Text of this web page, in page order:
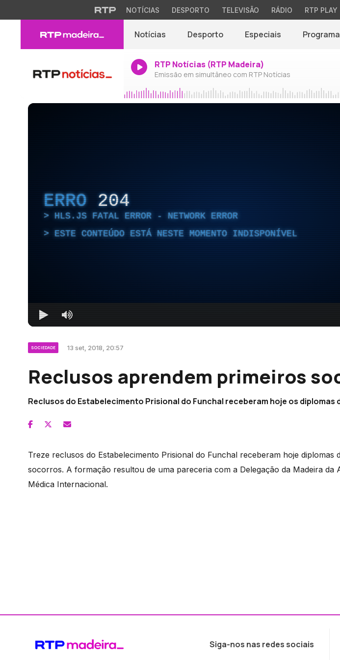
NOTÍCIAS DESPORTO TELEVISÃO RÁDIO RTP PLAY
Notícias Desporto Especiais
RTP Notícias (RTP Madeira)
Emissão em simultâneo com RTP Notícias
ERRO 204
HLS.JS FATAL ERROR - NETWORK ERROR
ESTE CONTEÚDO ESTÁ NESTE MOMENTO INDISPONÍVEL
SOCIEDADE 13 set, 2018, 20:57
Reclusos aprendem primeiros
Reclusos do Estabelecimento Prisional do Funchal receberam hoje os diplomas
Treze reclusos do Estabelecimento Prisional do Funchal receberam hoje diplomas
socorros. A formação resultou de uma pareceria com a Delegação da Madeira da
Médica Internacional.
Siga-nos nas redes sociais